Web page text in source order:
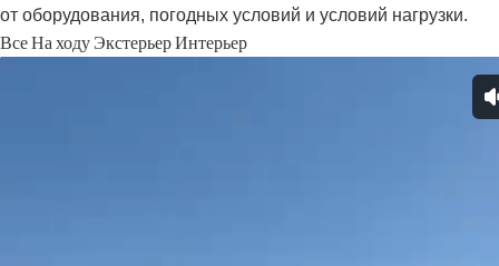
от оборудования, погодных условий и условий нагрузки.
ВсеНа ходу ЭкстерьерИнтерьер